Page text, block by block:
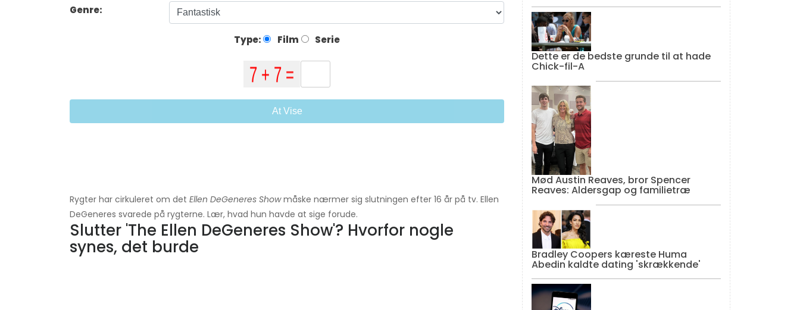
Genre:
Type: Film Serie
At Vise
Rygter har cirkuleret om det Ellen DeGeneres Showmåske nærmer sig slutningen efter 16 år på tv. Ellen
DeGeneres svarede på rygterne. Lær, hvad hun havde at sige forude.
Slutter 'The Ellen DeGeneres Show'? Hvorfor nogle
synes, det burde
Dette er de bedste grunde til at hade
Chick-fil-A
Mød Austin Reaves, bror Spencer
Reaves: Aldersgap og familietræ
Bradley Coopers kæreste Huma
Abedin kaldte dating 'skrækkende'